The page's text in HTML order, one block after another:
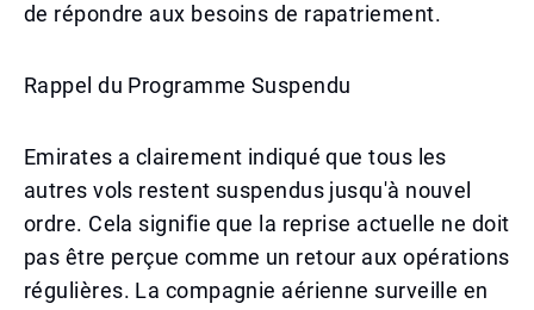
de répondre aux besoins de rapatriement.
Rappel du Programme Suspendu
Emirates a clairement indiqué que tous les
autres vols restent suspendus jusqu'à nouvel
ordre. Cela signifie que la reprise actuelle ne doit
pas être perçue comme un retour aux opérations
régulières. La compagnie aérienne surveille en